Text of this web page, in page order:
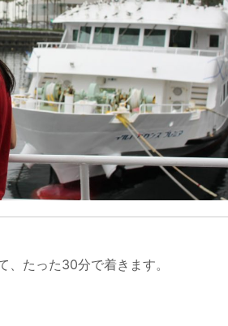
たった30分で着きます。